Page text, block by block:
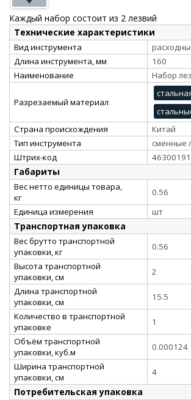
Каждый набор состоит из 2 лезвий
Технические характеристики
Вид инструмента
Длина инструмента, мм
160
Наименование
Набор
Разрезаемый материал
Страна происхождения
Китай
Тип инструмента
сменные
Штрих-код
Габариты
Вес нетто единицы товара,
кг
0.56
Единица измерения
шт
Транспортная упаковка
Вес брутто транспортной
упаковки, кг
0.56
Высота транспортной
упаковки, см
2
Длина транспортной
упаковки, см
15.5
Количество в транспортной
упаковке
1
Объём транспортной
упаковки, куб.м
0.000124
Ширина транспортной
упаковки, см
4
Потребительская упаковка